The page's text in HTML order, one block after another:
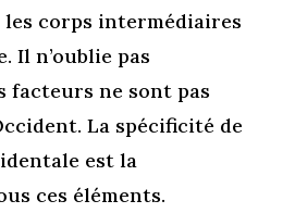
corps intermédiaires
Il n’oublie pas
facteurs ne sont pas
La spécificité de
est la
ces éléments.